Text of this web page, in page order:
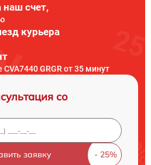
наш счет,
курьера
GRGR от 35 минут
со
заявку